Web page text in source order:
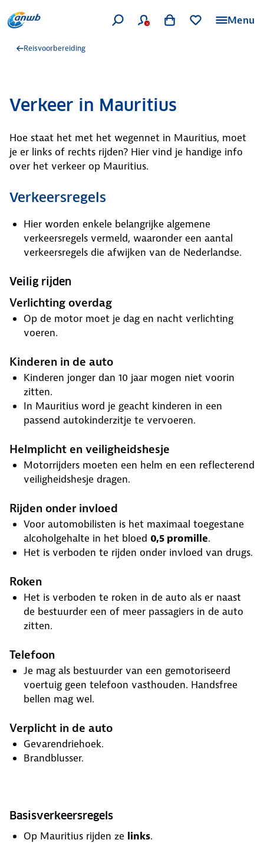
Menu
Reisvoorbereiding
Verkeer in Mauritius
Hoe staat het met het wegennet in Mauritius, moet
je er links of rechts rijden? Hier vind je handige info
over het verkeer op Mauritius.
Verkeersregels
Hier worden enkele belangrijke algemene
verkeersregels vermeld, waaronder een aantal
verkeersregels die afwijken van de Nederlandse.
Veilig rijden
Verlichting overdag
Op de motor moet je dag en nacht verlichting
voeren.
Kinderen in de auto
Kinderen jonger dan 10 jaar mogen niet voorin
zitten.
In Mauritius word je geacht kinderen in een
passend autokinderzitje te vervoeren.
Helmplicht en veiligheidshesje
Motorrijders moeten een helm en een reflecterend
veiligheidshesje dragen.
Rijden onder invloed
Voor automobilisten is het maximaal toegestane
alcoholgehalte in het bloed 0,5 promille.
Het is verboden te rijden onder invloed van drugs.
Roken
Het is verboden te roken in de auto als er naast
de bestuurder een of meer passagiers in de auto
zitten.
Telefoon
Je mag als bestuurder van een gemotoriseerd
voertuig geen telefoon vasthouden. Handsfree
bellen mag wel.
Verplicht in de auto
Gevarendriehoek.
Brandblusser.
Basisverkeersregels
Op Mauritius rijden ze links.